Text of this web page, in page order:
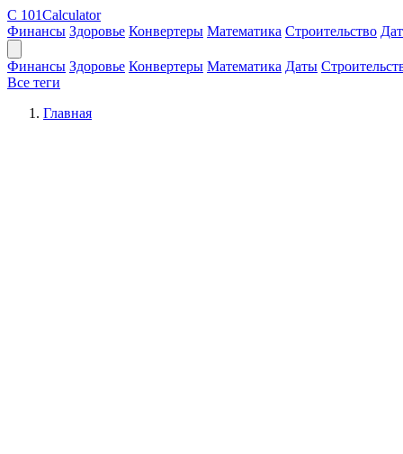
C 101Calculator
Финансы Здоровье Конвертеры Математика Строительство
Финансы Здоровье Конвертеры Математика Даты
Все теги
Главная